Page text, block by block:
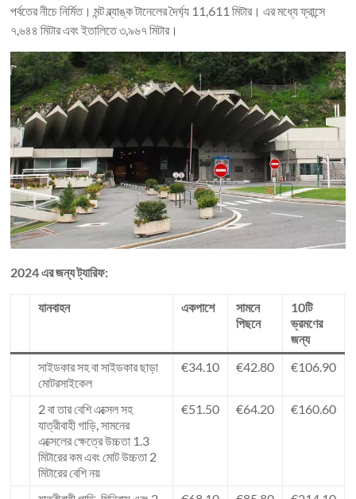
পর্বতের নীচে নির্মিত। মন্ট ব্ল্যাঙ্ক টানেলের দৈর্ঘ্য 11,611 মিটার। এর মধ্যে ফ্রান্সে
৭,৬৪৪ মিটার এবং ইতালিতে ৩,৯৬৭ মিটার।
2024 এর জন্য ট্যারিফ:
যানবাহন একপাশে
সামনে
পিছনে
10টি
ভ্রমণের
জন্য
সাইডকার সহ বা সাইডকার ছাড়া
মোটরসাইকেল
€34.10 €42.80 €106.90
2 বা তার বেশি এক্সেল সহ
যাত্রীবাহী গাড়ি, সামনের
এক্সেলের ক্ষেত্রে উচ্চতা 1.3
মিটারের কম এবং মোট উচ্চতা 2
মিটারের বেশি নয়
€51.50 €64.20 €160.60